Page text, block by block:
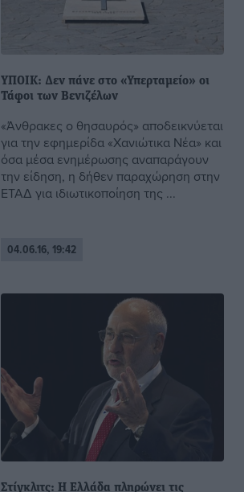
ΥΠΟΙΚ: Δεν πάνε στο «Υπερταμείο» οι
Τάφοι των Βενιζέλων
«Άνθρακες ο θησαυρός» αποδεικνύεται
για την εφημερίδα «Χανιώτικα Νέα» και
όσα μέσα ενημέρωσης αναπαράγουν
την είδηση, η δήθεν παραχώρηση στην
ΕΤΑΔ για ιδιωτικοποίηση της ...
04.06.16, 19:42
Στίγκλιτς: Η Ελλάδα πληρώνει τις